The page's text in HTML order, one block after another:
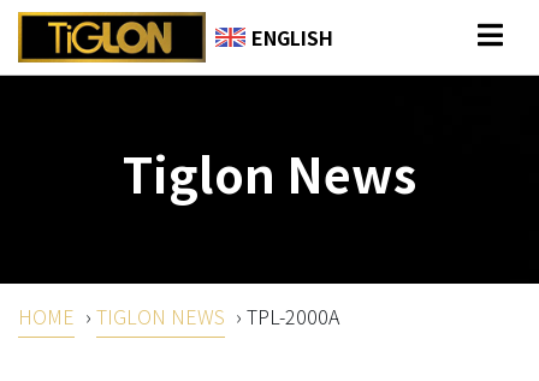
ENGLISH
Tiglon News
HOME › TIGLON NEWS › TPL-2000A